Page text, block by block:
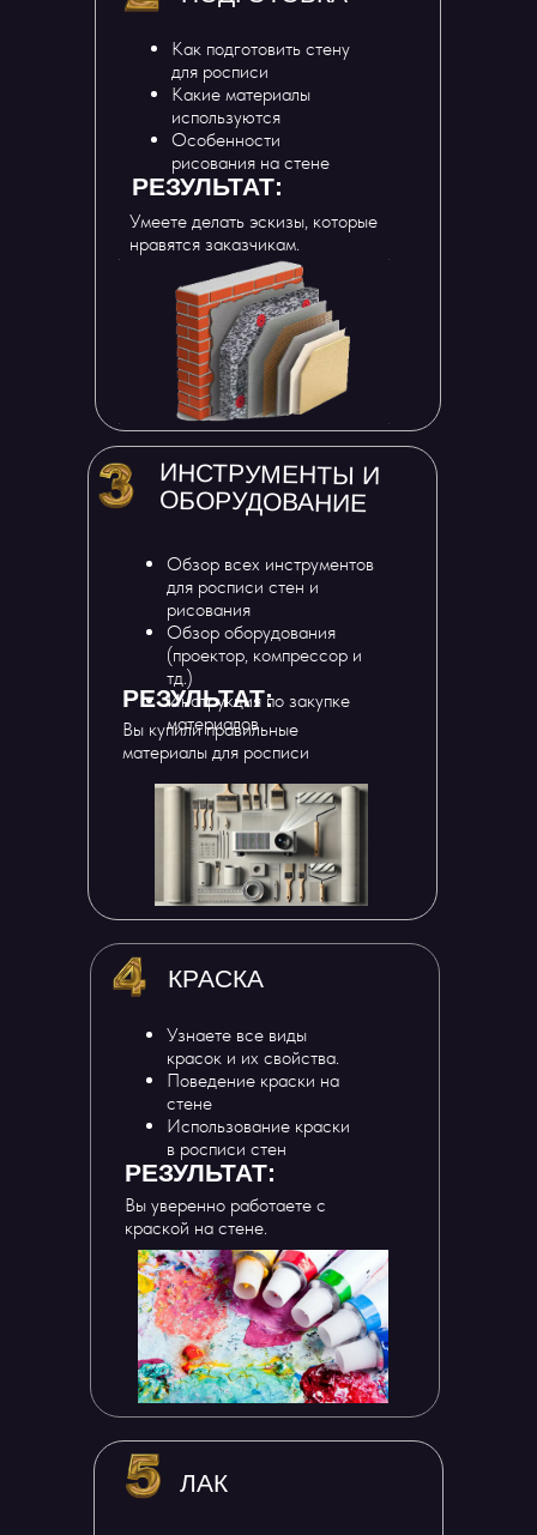
ЛАК
Узнаете все виды
красок и их свойства.
Поведение краски на
стене
Использование краски
в росписи стен
КРАСКА
РЕЗУЛЬТАТ:
Вы уверенно работаете с
краской на стене.
Обзор всех инструментов
для росписи стен и
рисования
Обзор оборудования
(проектор, компрессор и
тд.)
Инструкция по закупке
материалов
ИНСТРУМЕНТЫ И
ОБОРУДОВАНИЕ
РЕЗУЛЬТАТ:
Вы купили правильные
материалы для росписи
Как подготовить стену
для росписи
Какие материалы
используются
Особенности
рисования на стене
РЕЗУЛЬТАТ:
Умеете делать эскизы, которые
нравятся заказчикам.